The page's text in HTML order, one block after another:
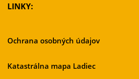
LINKY:
Ochrana osobných údajov
Katastrálna mapa Ladiec